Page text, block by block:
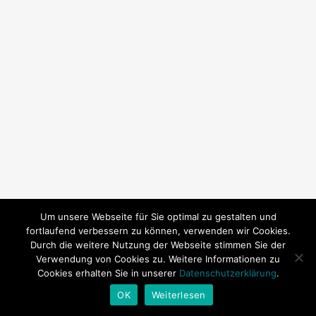
© 2026 SY Subeki. | Technische Betreuung:Andrea Baitz
Um unsere Webseite für Sie optimal zu gestalten und
fortlaufend verbessern zu können, verwenden wir Cookies.
Durch die weitere Nutzung der Webseite stimmen Sie der
Verwendung von Cookies zu. Weitere Informationen zu
Cookies erhalten Sie in unserer Datenschutzerklärung.
OK
Weiterlesen